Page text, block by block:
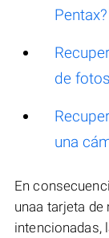
Pentax?
de
una
En
unaa tarjeta
intencionadas,